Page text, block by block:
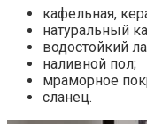
кафельная,
натуральный
водостойкий
наливной пол;
мраморное
сланец.